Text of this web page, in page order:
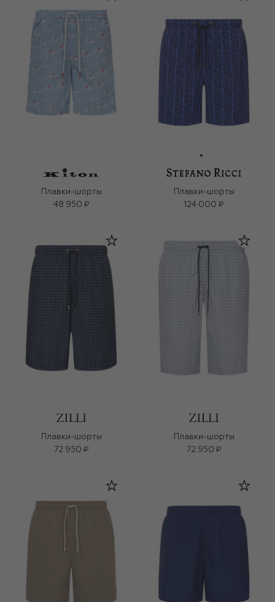
Плавки-шорты
48 950 ₽
Плавки-шорты
124 000 ₽
Плавки-шорты
72 950 ₽
Плавки-шорты
72 950 ₽